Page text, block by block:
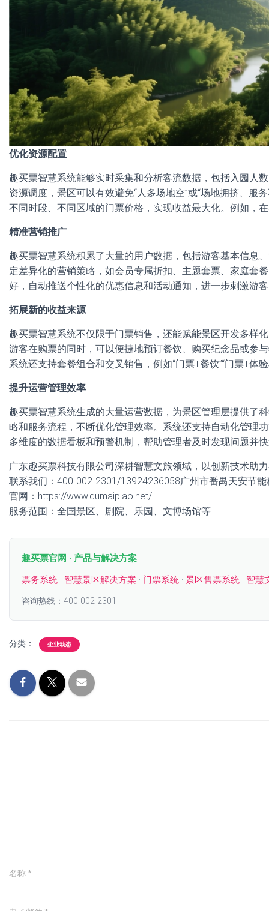
优化资源配置
趣买票智慧系统能够实时采集和分析客流数据，包括入园人
资源调度，景区可以有效避免“人多场地空”或“场地拥挤、
不同时段、不同区域的门票价格，实现收益最大化。例如，
精准营销推广
趣买票智慧系统积累了大量的用户数据，包括游客基本信息
定差异化的营销策略，如会员专属折扣、主题套票、家庭套
好，自动推送个性化的优惠信息和活动通知，进一步刺激游
拓展新的收益来源
趣买票智慧系统不仅限于门票销售，还能赋能景区开发多样
游客在购票的同时，可以便捷地预订餐饮、购买纪念品或参
系统还支持套餐组合和交叉销售，例如“门票+餐饮”“门票+体
提升运营管理效率
趣买票智慧系统生成的大量运营数据，为景区管理层提供了
略和服务流程，不断优化管理效率。系统还支持自动化管理
多维度的数据看板和预警机制，帮助管理者及时发现问题并
广东趣买票科技有限公司深耕智慧文旅领域，以创新技术助
联系我们：400-002-2301/13924236058广州市番禺天安节
官网：https://www.qumaipiao.net/
服务范围：全国景区、剧院、乐园、文博场馆等
趣买票官网 · 产品与解决方案
票务系统 · 智慧景区解决方案 · 门票系统 · 景区售票系统 · 智慧
咨询热线：400-002-2301
分类： 企业动态
名称*